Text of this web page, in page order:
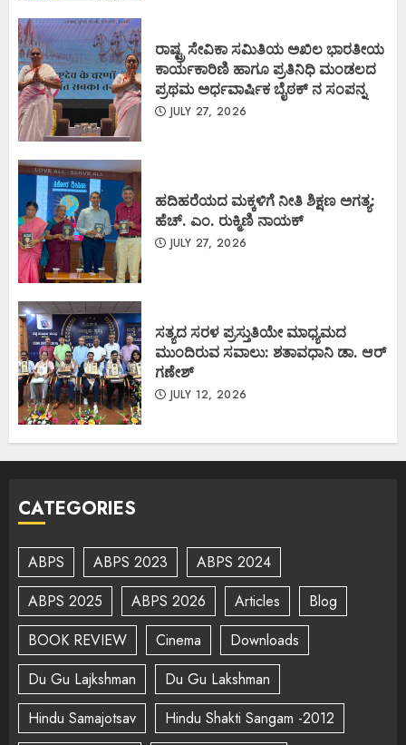
ರಾಷ್ಟ್ರ ಸೇವಿಕಾ ಸಮಿತಿಯ ಅಖಿಲ ಭಾರತೀಯ
ಕಾರ್ಯಕಾರಿಣಿ ಹಾಗೂ ಪ್ರತಿನಿಧಿ ಮಂಡಲದ
ಪ್ರಥಮ ಅರ್ಧವಾರ್ಷಿಕ ಬೈಠಕ್ ನ ಸಂಪನ್ನ
JULY 27, 2026
ಹದಿಹರೆಯದ ಮಕ್ಕಳಿಗೆ ನೀತಿ ಶಿಕ್ಷಣ ಅಗತ್ಯ:
ಹೆಚ್. ಎಂ. ರುಕ್ಮಿಣಿ ನಾಯಕ್
JULY 27, 2026
ಸತ್ಯದ ಸರಳ ಪ್ರಸ್ತುತಿಯೇ ಮಾಧ್ಯಮದ
ಮುಂದಿರುವ ಸವಾಲು: ಶತಾವಧಾನಿ ಡಾ. ಆರ್
ಗಣೇಶ್
JULY 12, 2026
CATEGORIES
ABPS ABPS 2023
ABPS 2024
ABPS 2025
ABPS 2026 Articles
Blog
BOOK REVIEW
Cinema
Downloads
Du Gu Lajkshman
Du Gu Lakshman
Hindu Samajotsav
Hindu Shakti Sangam -2012